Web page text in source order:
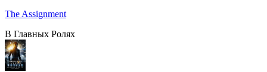
The Assignment
В Главных Ролях